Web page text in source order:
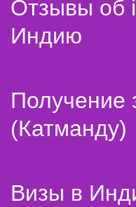
Отзывы об
Индию
Получение
(Катманду)
Визы в